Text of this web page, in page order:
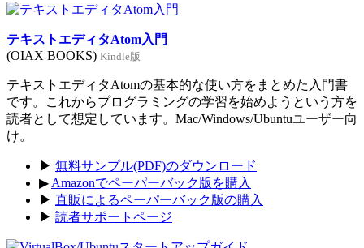
テキストエディタAtom入門
(OIAX BOOKS) Kindle版
テキストエディタAtomの基本的な使い方をまとめた入門書
です。これからプログラミングの学習を始めようという方を
読者として想定しています。Mac/Windows/Ubuntuユーザー向
け。
▶ 無料サンプル(PDF)のダウンロード
▶ Amazonでペーパーバック版を購入
▶ 直販によるペーパーバック版の購入
▶ 読者サポートページ